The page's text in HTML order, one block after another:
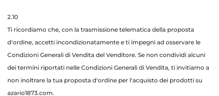
2.10
Ti ricordiamo che, con la trasmissione telematica della proposta
d'ordine, accetti incondizionatamente e ti impegni ad osservare le
Condizioni Generali di Vendita del Venditore. Se non condividi alcuni
dei termini riportati nelle Condizioni Generali di Vendita, ti invitiamo a
non inoltrare la tua proposta d'ordine per l'acquisto dei prodotti su
azario1873.com.